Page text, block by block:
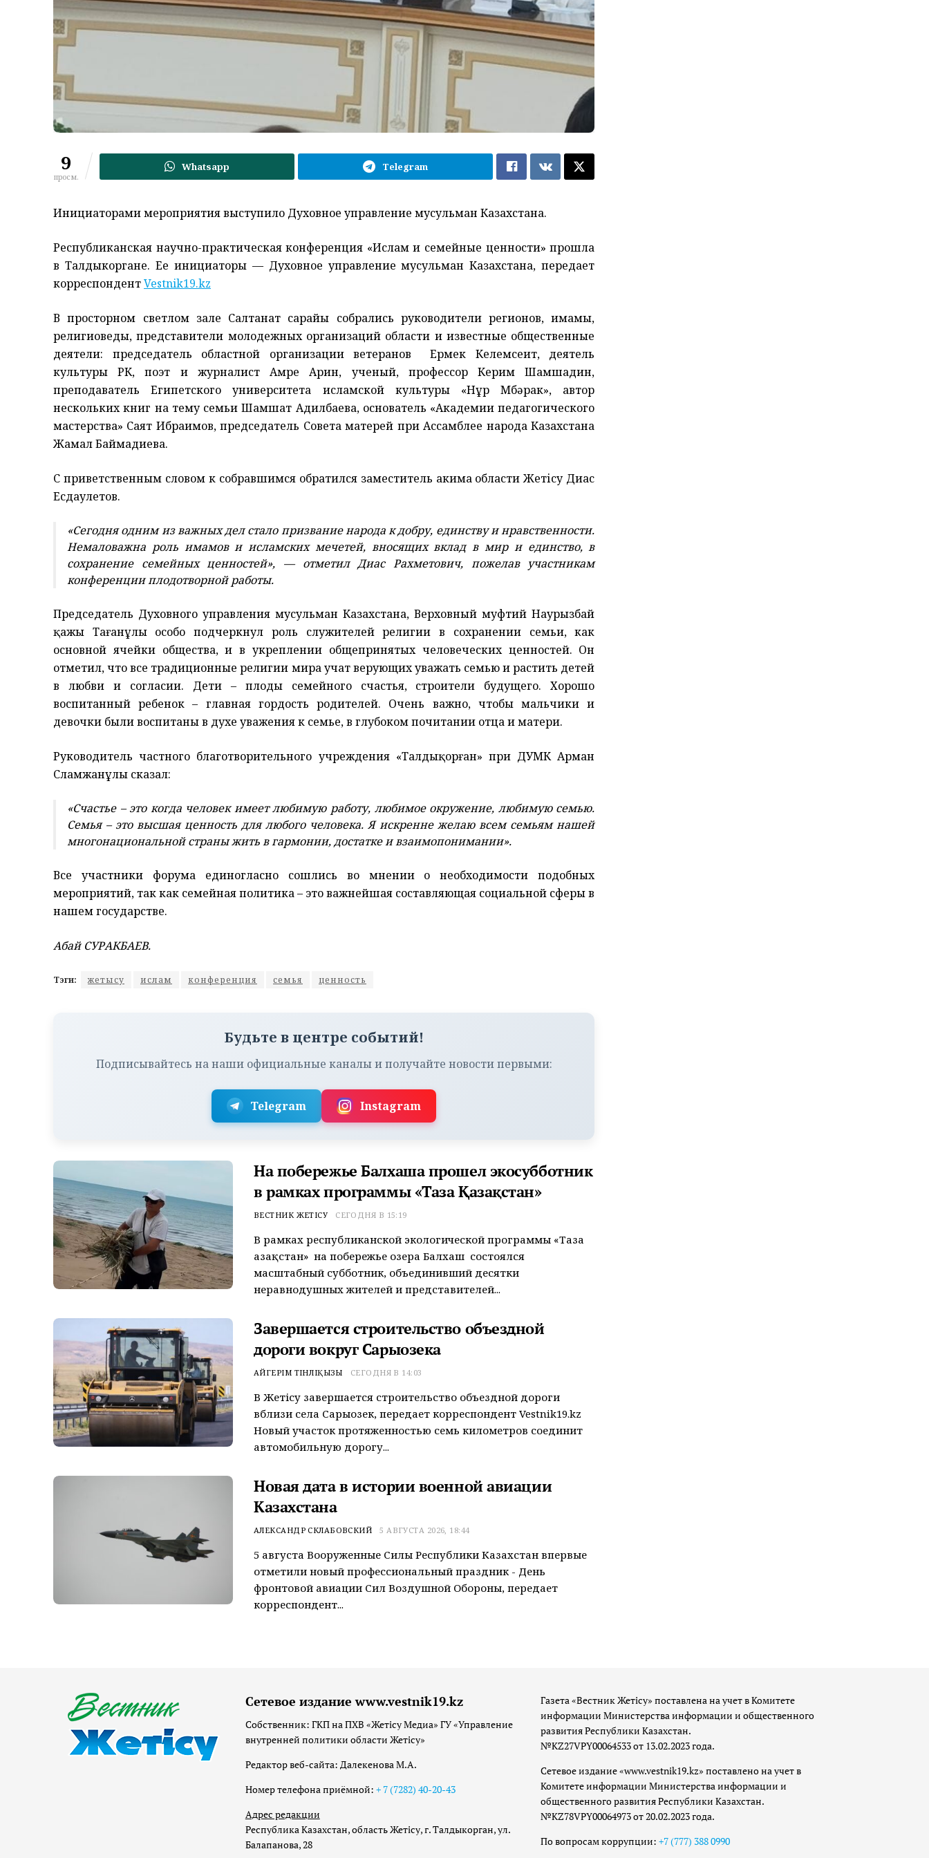
9
просм.
Whatsapp Telegram
Инициаторами мероприятия выступило Духовное управление мусульман Казахстана.
Республиканская научно-практическая конференция «Ислам и семейные ценности» прошла
в Талдыкоргане. Ее инициаторы — Духовное управление мусульман Казахстана, передает
корреспондентVestnik19.kz
В просторном светлом зале Салтанат сарайы собрались руководители регионов, имамы,
религиоведы, представители молодежных организаций области и известные общественные
деятели: председатель областной организации ветеранов Ермек Келемсеит, деятель
культуры РК, поэт и журналист Амре Арин, ученый, профессор Керим Шамшадин,
преподаватель Египетского университета исламской культуры «Нұр Мүбәрак», автор
нескольких книг на тему семьи Шамшат Адилбаева, основатель «Академии педагогического
мастерства» Саят Ибраимов, председатель Совета матерей при Ассамблее народа Казахстана
Жамал Баймадиева.
С приветственным словом к собравшимся обратился заместитель акима области Жетісу Диас
Есдаулетов.
«Сегодня одним из важных дел стало призвание народа к добру, единству и нравственности.
Немаловажна роль имамов и исламских мечетей, вносящих вклад в мир и единство, в
сохранение семейных ценностей», — отметил Диас Рахметович, пожелав участникам
конференции плодотворной работы.
Председатель Духовного управления мусульман Казахстана, Верховный муфтий Наурызбай
қажы Тағанұлы особо подчеркнул роль служителей религии в сохранении семьи, как
основной ячейки общества, и в укреплении общепринятых человеческих ценностей. Он
отметил, что все традиционные религии мира учат верующих уважать семью и растить детей
в любви и согласии. Дети – плоды семейного счастья, строители будущего. Хорошо
воспитанный ребенок – главная гордость родителей. Очень важно, чтобы мальчики и
девочки были воспитаны в духе уважения к семье, в глубоком почитании отца и матери.
Руководитель частного благотворительного учреждения «Талдықорған» при ДУМК Арман
Сламжанұлы сказал:
«Счастье – это когда человек имеет любимую работу, любимое окружение, любимую семью.
Семья – это высшая ценность для любого человека. Я искренне желаю всем семьям нашей
многонациональной страны жить в гармонии, достатке и взаимопонимании».
Все участники форума единогласно сошлись во мнении о необходимости подобных
мероприятий, так как семейная политика – это важнейшая составляющая социальной сферы в
нашем государстве.
Абай СУРАКБАЕВ.
Тэги: жетысу ислам конференция семья ценность
Будьте в центре событий!
Подписывайтесь на наши официальные каналы и получайте новости первыми:
Telegram Instagram
На побережье Балхаша прошел экосубботник
в рамках программы «Таза Қазақстан»
ВЕСТНИК ЖЕТІСУ СЕГОДНЯ В 15:19
В рамках республиканской экологической программы «Таза
Қазақстан» на побережье озера Балхаш состоялся
масштабный субботник, объединивший десятки
неравнодушных жителей и представителей...
Завершается строительство объездной
дороги вокруг Сарыозека
АЙГЕРІМ ТІНӘЛІҚЫЗЫ СЕГОДНЯ В 14:03
В Жетісу завершается строительство объездной дороги
вблизи села Сарыозек, передает корреспондент Vestnik19.kz
Новый участок протяженностью семь километров соединит
автомобильную дорогу...
Новая дата в истории военной авиации
Казахстана
АЛЕКСАНДР СКЛАБОВСКИЙ 5 АВГУСТА 2026, 18:44
5 августа Вооруженные Силы Республики Казахстан впервые
отметили новый профессиональный праздник - День
фронтовой авиации Сил Воздушной Обороны, передает
корреспондент...
Сетевое издание www.vestnik19.kz
Собственник: ГКП на ПХВ «Жетісу Медиа» ГУ «Управление
внутренней политики области Жетісу»
Редактор веб-сайта: Далекенова М.А.
Номер телефона приёмной: + 7 (7282) 40-20-43
Адрес редакции
Республика Казахстан, область Жетісу, г. Талдыкорган, ул.
Балапанова, 28
Газета «Вестник Жетісу» поставлена на учет в Комитете
информации Министерства информации и общественного
развития Республики Казахстан.
№KZ27VPY00064533 от 13.02.2023 года.
Сетевое издание «www.vestnik19.kz» поставлено на учет в
Комитете информации Министерства информации и
общественного развития Республики Казахстан.
№KZ78VPY00064973 от 20.02.2023 года.
По вопросам коррупции: +7 (777) 388 0990